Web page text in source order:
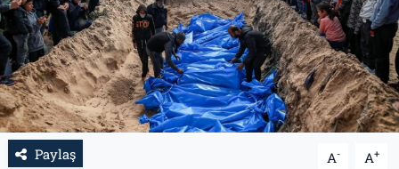
Paylaş A- A+
Künye